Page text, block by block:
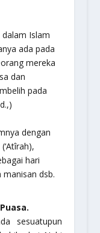
dalam Islam
ada pada
mereka
dan
pada
dengan
(‘Atîrah),
hari
dsb.
sesuatupun